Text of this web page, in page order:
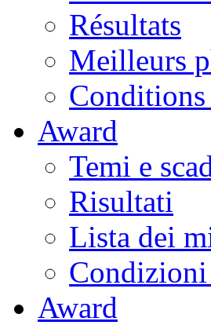
Résultats
Meilleurs
Award
Temi e
Risultati
Lista dei
Award